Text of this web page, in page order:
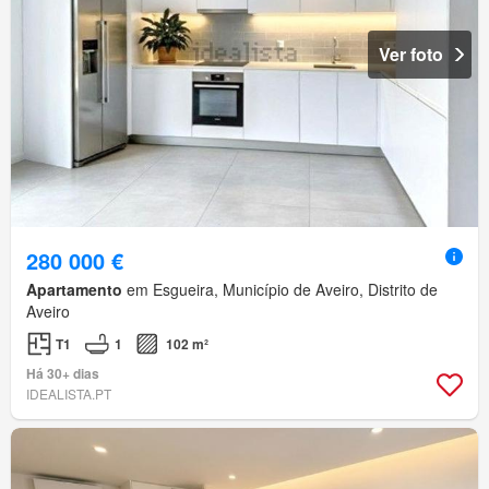
Ver foto
280 000 €
Apartamento em Esgueira, Município de Aveiro, Distrito de
Aveiro
T1 1
102 m²
Há 30+ dias
IDEALISTA.PT